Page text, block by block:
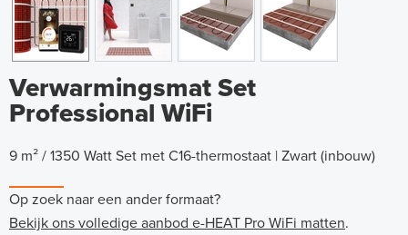
Verwarmingsmat Set
Professional WiFi
9 m² / 1350 Watt Set met C16-thermostaat | Zwart (inbouw)
Op zoek naar een ander formaat?
Bekijk ons volledige aanbod e-HEAT Pro WiFi matten.